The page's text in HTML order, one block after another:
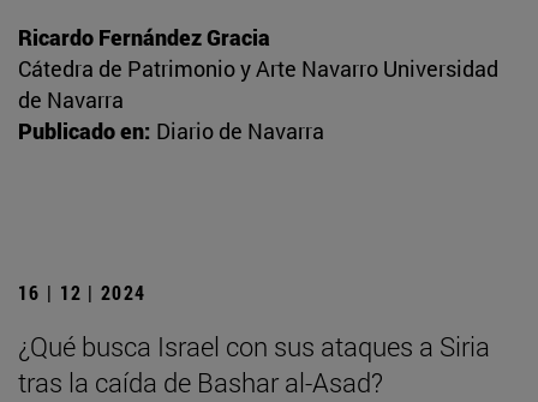
Ricardo Fernández Gracia
Cátedra de Patrimonio y Arte Navarro Universidad
de Navarra
Publicado en: Diario de Navarra
16 | 12 | 2024
¿Qué busca Israel con sus ataques a Siria
tras la caída de Bashar al-Asad?